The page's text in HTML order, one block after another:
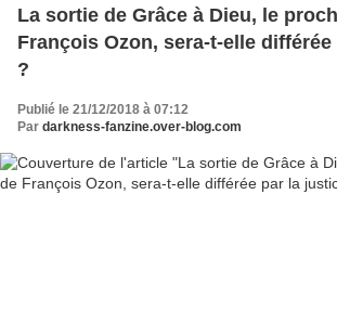
La sortie de Grâce à Dieu, le
François Ozon, sera-t-elle
?
Publié le 21/12/2018 à 07:12
Par darkness-fanzine.over-blog.com